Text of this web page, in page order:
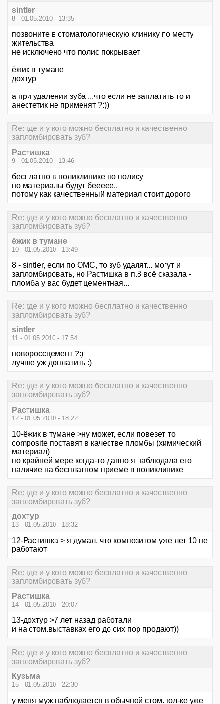
sintler
8 - 01.05.2010 - 13:35
позвоните в стоматологическую клинику по месту
жительства
не исключено что полис покрывает
ёжик в тумане
дохтур
а при удалении зуба ...что если не заплатить то и
анестетик не применят ?:))
Re: где и у кого можно бесплатно и качественно
запломбировать зуб?
Растишка
9 - 01.05.2010 - 13:46
бесплатно в поликлинике по полису
но материалы будут беееее..
потому как качественный материал стоит дорого
Re: где и у кого можно бесплатно и качественно
запломбировать зуб?
ёжик в тумане
10 - 01.05.2010 - 13:49
8 - sintler, если по ОМС, то зуб удалят... могут и
запломбировать, но Растишка в п.8 всё сказала -
пломба у вас будет цементная...
Re: где и у кого можно бесплатно и качественно
запломбировать зуб?
sintler
11 - 01.05.2010 - 17:54
новороссцемент ?:)
лучше уж доплатить :)
Re: где и у кого можно бесплатно и качественно
запломбировать зуб?
Растишка
12 - 01.05.2010 - 18:22
10-ёжик в тумане >ну может, если повезет, то
composite поставят в качестве пломбы (химический
материал)
по крайней мере когда-то давно я наблюдала его
наличие на бесплатном приеме в поликлинике
Re: где и у кого можно бесплатно и качественно
запломбировать зуб?
дохтур
13 - 01.05.2010 - 18:32
12-Растишка > я думал, что композитом уже лет 10 не
работают
Re: где и у кого можно бесплатно и качественно
запломбировать зуб?
Растишка
14 - 01.05.2010 - 20:07
13-дохтур >7 лет назад работали
и на стом.выставках его до сих пор продают))
Re: где и у кого можно бесплатно и качественно
запломбировать зуб?
Кузьма
15 - 01.05.2010 - 22:30
у меня муж наблюдается в обычной стом.пол-ке уже